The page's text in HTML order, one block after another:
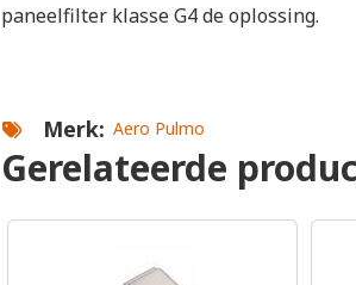
paneelfilter klasse G4 de oplossing.
Merk Aero Pulmo
Gerelateerde